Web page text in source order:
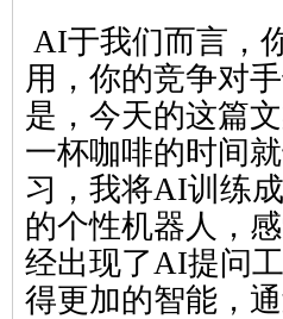
AI于我们而言，
用，你的竞争对
是，今天的这篇
一杯咖啡的时间
习，我将AI训练
的个性机器人，
经出现了AI提问
得更加的智能，